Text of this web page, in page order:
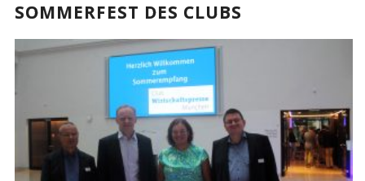
SOMMERFEST DES CLUBS